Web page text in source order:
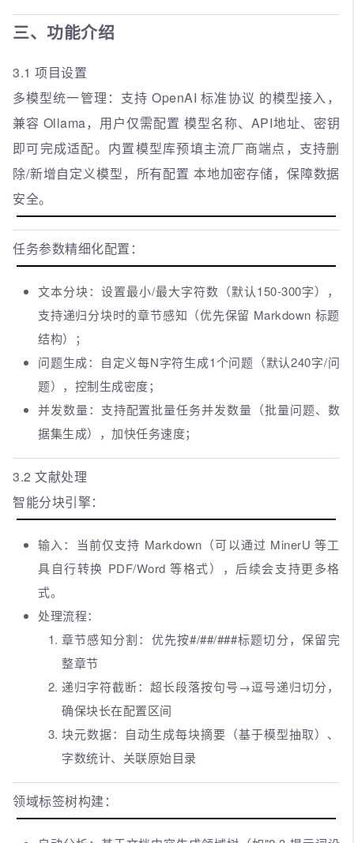
三、功能介绍
3.1 项目设置
多模型统一管理：支持 OpenAI 标准协议 的模型接入，
兼容 Ollama，用户仅需配置 模型名称、API地址、密钥
即可完成适配。内置模型库预填主流厂商端点，支持删
除/新增自定义模型，所有配置 本地加密存储，保障数据
安全。
任务参数精细化配置：
文本分块：设置最小/最大字符数（默认150-300字），
支持递归分块时的章节感知（优先保留 Markdown 标题
结构）；
问题生成：自定义每N字符生成1个问题（默认240字/问
题），控制生成密度；
并发数量：支持配置批量任务并发数量（批量问题、数
据集生成），加快任务速度；
3.2 文献处理
智能分块引擎：
输入：当前仅支持 Markdown（可以通过 MinerU 等工
具自行转换 PDF/Word 等格式），后续会支持更多格
式。
处理流程：
章节感知分割：优先按#/##/###标题切分，保留完
整章节
递归字符截断：超长段落按句号→逗号递归切分，
确保块长在配置区间
块元数据：自动生成每块摘要（基于模型抽取）、
字数统计、关联原始目录
领域标签树构建：